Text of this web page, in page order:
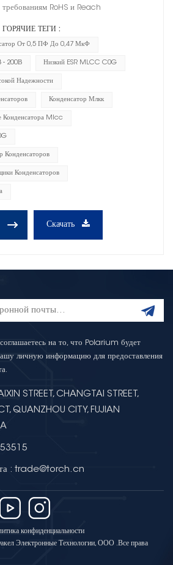
требованиям RoHS и Reach
ГОРЯЧИЕ ТЕГИ :
От 0,5 ПФ До 0,47 МкФ
- 200В Низкий ESR MLCC C0G
Надежности
Конденсатор Млкк
Конденсатора Mlcc
Конденсаторов
Конденсаторов
Скачать
на то, что Polarium будет
личную информацию для предоставления
STREET, CHANGTAI STREET,
QUANZHOU CITY, FUJIAN
: trade@torch.cn
конфиденциальности
Электронные Технологии, ООО .Все права